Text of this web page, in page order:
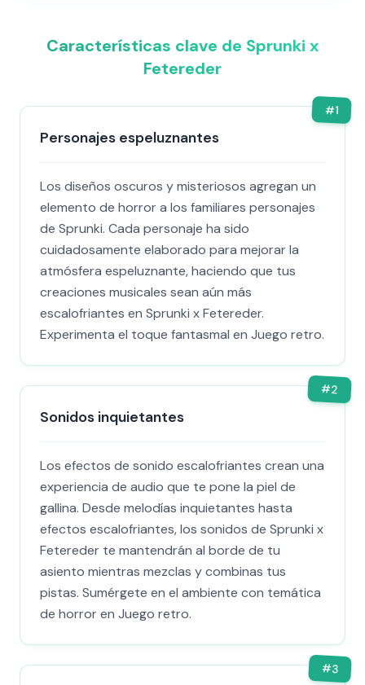
Características clave de Sprunki x
Fetereder
#1
Personajes espeluznantes
Los diseños oscuros y misteriosos agregan un
elemento de horror a los familiares personajes
de Sprunki. Cada personaje ha sido
cuidadosamente elaborado para mejorar la
atmósfera espeluznante, haciendo que tus
creaciones musicales sean aún más
escalofriantes en Sprunki x Fetereder.
Experimenta el toque fantasmal en Juego retro.
#2
Sonidos inquietantes
Los efectos de sonido escalofriantes crean una
experiencia de audio que te pone la piel de
gallina. Desde melodías inquietantes hasta
efectos escalofriantes, los sonidos de Sprunki x
Fetereder te mantendrán al borde de tu
asiento mientras mezclas y combinas tus
pistas. Sumérgete en el ambiente con temática
de horror en Juego retro.
#3